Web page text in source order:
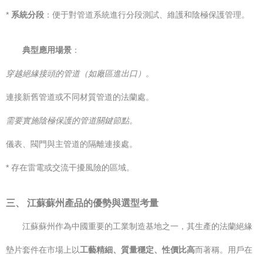
* 系統分段 ：便于對管道系統進行分段測試、維護和陰極保護管理。
典型應用場景 ：
穿越絕緣接頭的管道（如廠區進出口）。
連接新舊管道或不同材質管道的法蘭處。
需要實施陰極保護的管道關鍵節點。
儀表、閥門與主管道的隔離連接處。
* 存在雷電或交流干擾風險的區域。
三、 江蘇蘇州產品的優勢與選型考量
江蘇蘇州作為中國重要的工業制造基地之一，其生產的法蘭絕緣
墊片套件在市場上以工藝精細、質量穩定、性價比高而著稱。用戶在